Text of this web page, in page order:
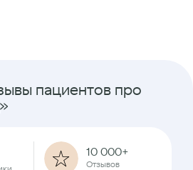
пациентов про
10 000+
Отзывов